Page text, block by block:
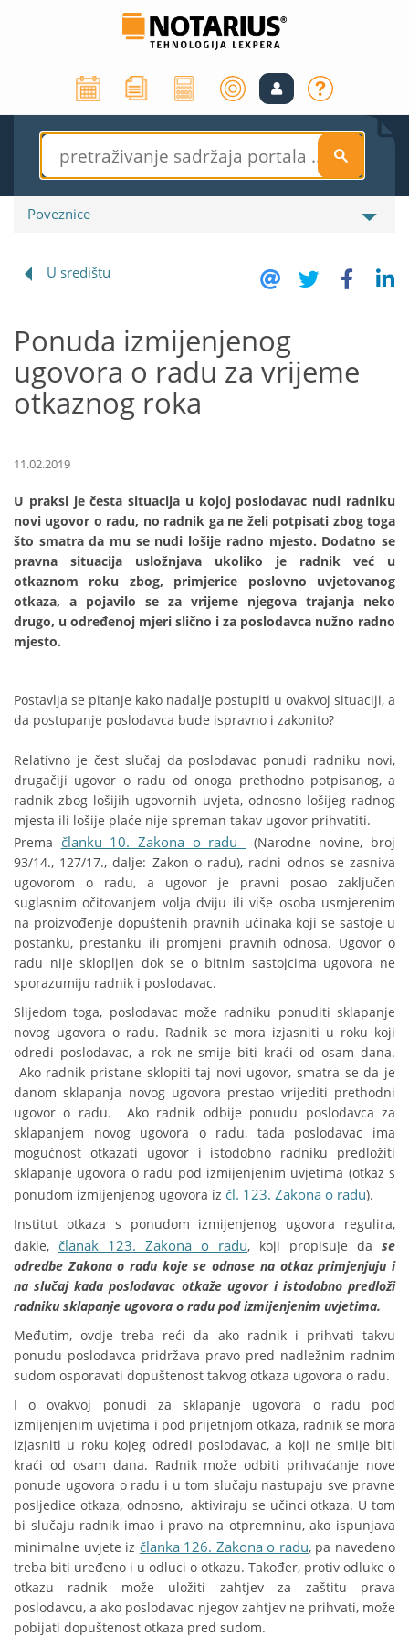
S
Poveznice
U središtu
Ponuda izmijenjenog
ugovora o radu za vrijeme
otkaznog roka
11.02.2019
U praksi je česta situacija u kojoj poslodavac nudi radniku
novi ugovor o radu, no radnik ga ne želi potpisati zbog toga
što smatra da mu se nudi lošije radno mjesto. Dodatno se
pravna situacija usložnjava ukoliko je radnik već u
otkaznom roku zbog, primjerice poslovno uvjetovanog
otkaza, a pojavilo se za vrijeme njegova trajanja neko
drugo, u određenoj mjeri slično i za poslodavca nužno radno
mjesto.
Postavlja se pitanje kako nadalje postupiti u ovakvoj situaciji, a
da postupanje poslodavca bude ispravno i zakonito?
Relativno je čest slučaj da poslodavac ponudi radniku novi,
drugačiji ugovor o radu od onoga prethodno potpisanog, a
radnik zbog lošijih ugovornih uvjeta, odnosno lošijeg radnog
mjesta ili lošije plaće nije spreman takav ugovor prihvatiti.
Prema članku 10. Zakona o radu
(Narodne novine, broj
93/14., 127/17., dalje: Zakon o radu), radni odnos se zasniva
ugovorom o radu, a ugovor je pravni posao zaključen
suglasnim očitovanjem volja dviju ili više osoba usmjerenim
na proizvođenje dopuštenih pravnih učinaka koji se sastoje u
postanku, prestanku ili promjeni pravnih odnosa. Ugovor o
radu nije sklopljen dok se o bitnim sastojcima ugovora ne
sporazumiju radnik i poslodavac.
Slijedom toga, poslodavac može radniku ponuditi sklapanje
novog ugovora o radu. Radnik se mora izjasniti u roku koji
odredi poslodavac, a rok ne smije biti kraći od osam dana.
Ako radnik pristane sklopiti taj novi ugovor, smatra se da je
danom sklapanja novog ugovora prestao vrijediti prethodni
ugovor o radu. Ako radnik odbije ponudu poslodavca za
sklapanjem novog ugovora o radu, tada poslodavac ima
mogućnost otkazati ugovor i istodobno radniku predložiti
sklapanje ugovora o radu pod izmijenjenim uvjetima (otkaz s
ponudom izmijenjenog ugovora iz čl. 123. Zakona o radu).
Institut otkaza s ponudom izmijenjenog ugovora regulira,
dakle, članak 123. Zakona o radu, koji propisuje da se
odredbe Zakona o radu koje se odnose na otkaz primjenjuju i
na slučaj kada poslodavac otkaže ugovor i istodobno predloži
radniku sklapanje ugovora o radu pod izmijenjenim uvjetima.
Međutim, ovdje treba reći da ako radnik i prihvati takvu
ponudu poslodavca pridržava pravo pred nadležnim radnim
sudom osporavati dopuštenost takvog otkaza ugovora o radu.
I o ovakvoj ponudi za sklapanje ugovora o radu pod
izmijenjenim uvjetima i pod prijetnjom otkaza, radnik se mora
izjasniti u roku kojeg odredi poslodavac, a koji ne smije biti
kraći od osam dana. Radnik može odbiti prihvaćanje nove
ponude ugovora o radu i u tom slučaju nastupaju sve pravne
posljedice otkaza, odnosno, aktiviraju se učinci otkaza. U tom
bi slučaju radnik imao i pravo na otpremninu, ako ispunjava
minimalne uvjete iz članka 126. Zakona o radu, pa navedeno
treba biti uređeno i u odluci o otkazu. Također, protiv odluke o
otkazu radnik može uložiti zahtjev za zaštitu prava
poslodavcu, a ako poslodavac njegov zahtjev ne prihvati, može
pobijati dopuštenost otkaza pred sudom.